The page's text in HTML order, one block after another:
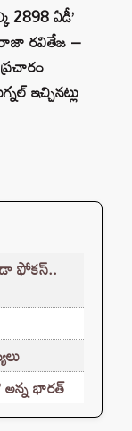
2898 ఏడీ’
రవితేజ –
ఇచ్చినట్లు
ఫోకస్..
అన్న భారత్